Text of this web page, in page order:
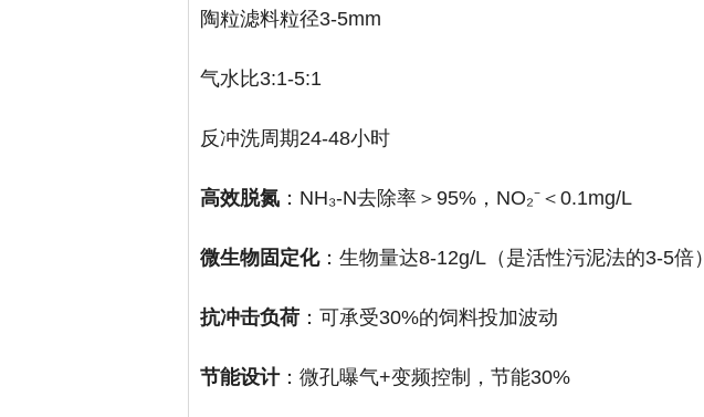
陶粒滤料粒径3-5mm
气水比3:1-5:1
反冲洗周期24-48小时
高效脱氮 ：NH₃-N去除率＞95%，NO₂⁻＜0.1mg/L
微生物固定化：生物量达8-12g/L（是活性污泥法的3-5倍）
抗冲击负荷 ：可承受30%的饲料投加波动
节能设计：微孔曝气+变频控制，节能30%